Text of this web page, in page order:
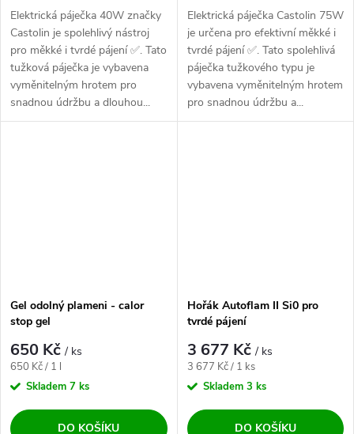
Elektrická páječka 40W značky
Castolin je spolehlivý nástroj
pro měkké i tvrdé pájení ✅. Tato
tužková páječka je vybavena
vyměnitelným hrotem pro
snadnou údržbu a dlouhou...
Elektrická páječka Castolin 75W
je určena pro efektivní měkké i
tvrdé pájení ✅. Tato spolehlivá
páječka tužkového typu je
vybavena vyměnitelným hrotem
pro snadnou údržbu a...
Gel odolný plameni - calor
stop gel
650 Kč/ ks
Měrná cena:
650 Kč / 1 l
Skladem 7 ks
DO KOŠÍKU
Hořák Autoflam II Si0 pro
tvrdé pájení
3 677 Kč/ ks
Měrná cena:
3 677 Kč / 1 ks
Skladem 3 ks
DO KOŠÍKU